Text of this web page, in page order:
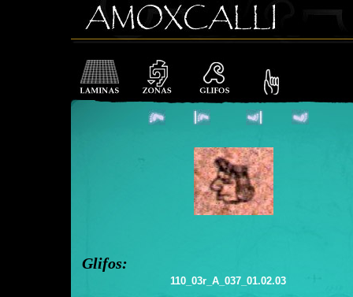
Glifos:
110_03r_A_037_01.02.03